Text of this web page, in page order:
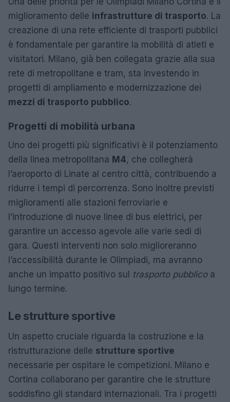
miglioramento delle infrastrutture di trasporto. La
creazione di una rete efficiente di trasporti pubblici
è fondamentale per garantire la mobilità di atleti e
visitatori. Milano, già ben collegata grazie alla sua
rete di metropolitane e tram, sta investendo in
progetti di ampliamento e modernizzazione dei
mezzi di trasporto pubblico.
Progetti di mobilità urbana
Uno dei progetti più significativi è il potenziamento
della linea metropolitana M4, che collegherà
l’aeroporto di Linate al centro città, contribuendo a
ridurre i tempi di percorrenza. Sono inoltre previsti
miglioramenti alle stazioni ferroviarie e
l’introduzione di nuove linee di bus elettrici, per
garantire un accesso agevole alle varie sedi di
gara. Questi interventi non solo miglioreranno
l’accessibilità durante le Olimpiadi, ma avranno
anche un impatto positivo sul trasporto pubblicoa
lungo termine.
Le strutture sportive
Un aspetto cruciale riguarda la costruzione e la
ristrutturazione delle strutture sportive
necessarie per ospitare le competizioni. Milano e
Cortina collaborano per garantire che le strutture
soddisfino gli standard internazionali. Tra i progetti